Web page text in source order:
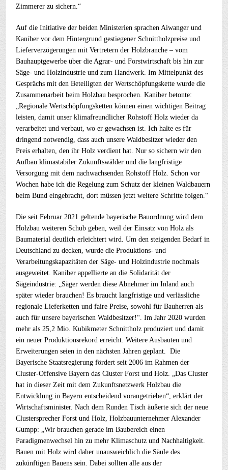
Zimmerer zu sichern.“
Auf die Initiative der beiden Ministerien sprachen Aiwanger und
Kaniber vor dem Hintergrund gestiegener Schnittholzpreise und
Lieferverzögerungen mit Vertretern der Holzbranche – vom
Bauhauptgewerbe über die Agrar- und Forstwirtschaft bis hin zur
Säge- und Holzindustrie und zum Handwerk. Im Mittelpunkt des
Gesprächs mit den Beteiligten der Wertschöpfungskette wurde die
Zusammenarbeit beim Holzbau besprochen. Kaniber betonte:
„Regionale Wertschöpfungsketten können einen wichtigen Beitrag
leisten, damit unser klimafreundlicher Rohstoff Holz wieder da
verarbeitet und verbaut, wo er gewachsen ist. Ich halte es für
dringend notwendig, dass auch unsere Waldbesitzer wieder den
Preis erhalten, den ihr Holz verdient hat. Nur so sichern wir den
Aufbau klimastabiler Zukunftswälder und die langfristige
Versorgung mit dem nachwachsenden Rohstoff Holz. Schon vor
Wochen habe ich die Regelung zum Schutz der kleinen Waldbauern
beim Bund eingebracht, dort müssen jetzt weitere Schritte folgen.“
Die seit Februar 2021 geltende bayerische Bauordnung wird dem
Holzbau weiteren Schub geben, weil der Einsatz von Holz als
Baumaterial deutlich erleichtert wird. Um den steigenden Bedarf in
Deutschland zu decken, wurde die Produktions- und
Verarbeitungskapazitäten der Säge- und Holzindustrie nochmals
ausgeweitet. Kaniber appellierte an die Solidarität der
Sägeindustrie: „Säger werden diese Abnehmer im Inland auch
später wieder brauchen! Es braucht langfristige und verlässliche
regionale Lieferketten und faire Preise, sowohl für Bauherren als
auch für unsere bayerischen Waldbesitzer!“. Im Jahr 2020 wurden
mehr als 25,2 Mio. Kubikmeter Schnittholz produziert und damit
ein neuer Produktionsrekord erreicht. Weitere Ausbauten und
Erweiterungen seien in den nächsten Jahren geplant. Die
Bayerische Staatsregierung fördert seit 2006 im Rahmen der
Cluster-Offensive Bayern das Cluster Forst und Holz. „Das Cluster
hat in dieser Zeit mit dem Zukunftsnetzwerk Holzbau die
Entwicklung in Bayern entscheidend vorangetrieben“, erklärt der
Wirtschaftsminister. Nach dem Runden Tisch äußerte sich der neue
Clustersprecher Forst und Holz, Holzbauunternehmer Alexander
Gumpp: „Wir brauchen gerade im Baubereich einen
Paradigmenwechsel hin zu mehr Klimaschutz und Nachhaltigkeit.
Bauen mit Holz wird daher unausweichlich die Säule des
zukünftigen Bauens sein. Dabei sollten alle aus der